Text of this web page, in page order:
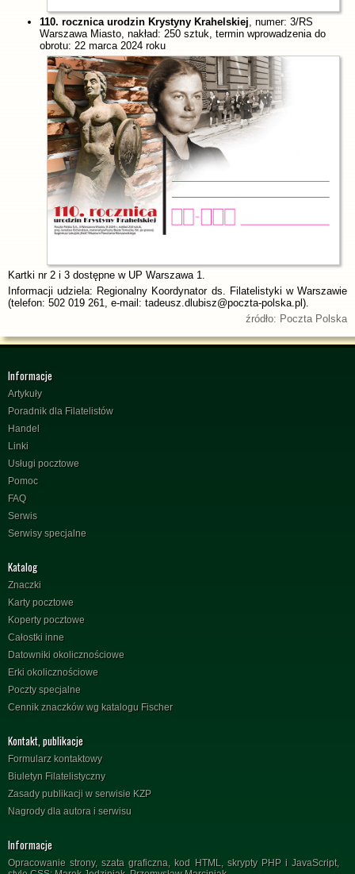
110. rocznica urodzin Krystyny Krahelskiej, numer: 3/RS
Warszawa Miasto, nakład: 250 sztuk, termin wprowadzenia do
obrotu: 22 marca 2024 roku
Kartki nr 2 i 3 dostępne w UP Warszawa 1.
Informacji udziela: Regionalny Koordynator ds. Filatelistyki w Warszawie
(telefon: 502 019 261, e-mail: tadeusz.dlubisz@poczta-polska.pl).
źródło: Poczta Polska
Informacje
Artykuły
Poradnik dla Filatelistów
Handel
Linki
Usługi pocztowe
Pomoc
FAQ
Serwis
Serwisy specjalne
Katalog
Znaczki
Karty pocztowe
Koperty pocztowe
Całostki inne
Datowniki okolicznościowe
Erki okolicznościowe
Poczty specjalne
Cennik znaczków wg katalogu Fischer
Kontakt, publikacje
Formularz kontaktowy
Biuletyn Filatelistyczny
Zasady publikacji w serwisie KZP
Nagrody dla autora i serwisu
Informacje
Opracowanie strony, szata graficzna, kod HTML, skrypty PHP i JavaScript,